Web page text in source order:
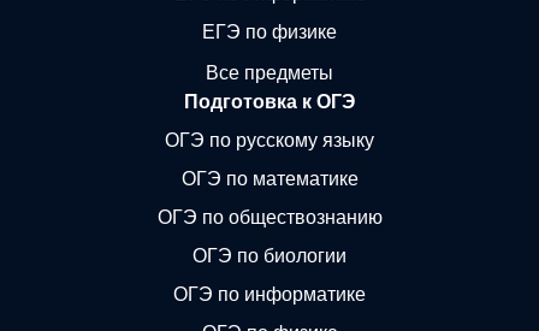
ЕГЭ по физике
Все предметы
Подготовка к ОГЭ
ОГЭ по русскому языку
ОГЭ по математике
ОГЭ по обществознанию
ОГЭ по биологии
ОГЭ по информатике